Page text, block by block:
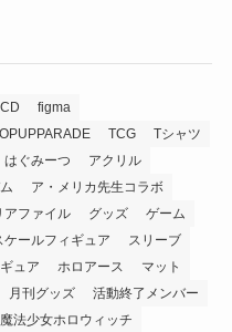
CD
figma
TCG
Tシャツ
はぐみーつ
アクリル
ア・メリカ先生コラボ
アファイル グッズ
ゲーム
ケールフィギュア
スリーブ
ュア ホロアース
マット
月刊グッズ
活動終了メンバー
魔法少女ホロウィッチ